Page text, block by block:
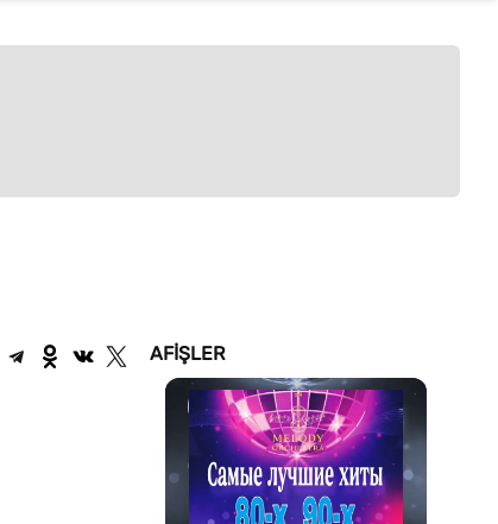
AFIŞLER